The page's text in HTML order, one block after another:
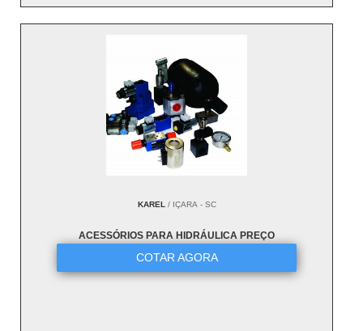
KAREL/ IÇARA - SC
ACESSÓRIOS PARA HIDRÁULICA PREÇO
COTAR AGORA